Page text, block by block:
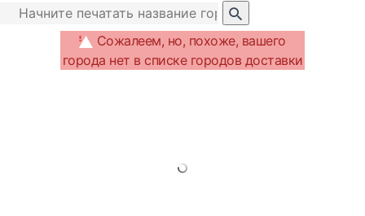
Сожалеем, но, похоже, вашего
города нет в списке городов доставки